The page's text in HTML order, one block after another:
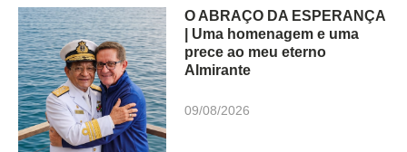
O ABRAÇO DA ESPERANÇA
| Uma homenagem e uma
prece ao meu eterno
Almirante
09/08/2026